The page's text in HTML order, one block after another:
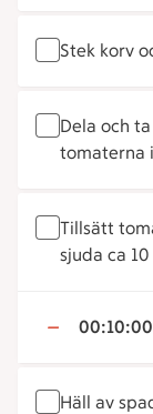
Stek korv
Dela och
tomaterna
Tillsätt
sjuda ca
00:10:00
Häll av